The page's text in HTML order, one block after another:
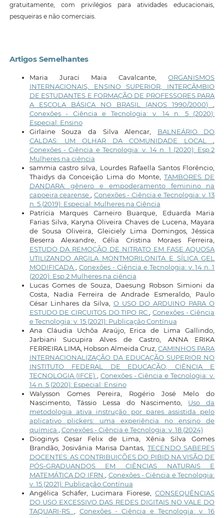
gratuitamente, com privilégios para atividades educacionais,
pesqueiras e não comerciais.
Artigos Semelhantes
Maria Juraci Maia Cavalcante,ORGANISMOS
INTERNACIONAIS, ENSINO SUPERIOR, INTERCÂMBIO
DE ESTUDANTES E FORMAÇÃO DE PROFESSORES PARA
A ESCOLA BÁSICA NO BRASIL (ANOS 1990/2000),
Conexões - Ciência e Tecnologia: v. 14 n. 5 (2020):
Especial: Ensino
Girlaine Souza da Silva Alencar, BALNEÁRIO DO
CALDAS: UM OLHAR DA COMUNIDADE LOCAL,
Conexões - Ciência e Tecnologia: v. 14 n. 1 (2020): Esp.2
Mulheres na ciência
sammia castro silva, Lourdes Rafaella Santos Florêncio,
Thaidys da Conceição Lima do Monte,TAMBORES DE
DANDARA: gênero e empoderamento feminino na
capoeira cearense, Conexões - Ciência e Tecnologia: v. 13
n. 5 (2019): Especial: Mulheres na Ciência
Patrícia Marques Carneiro Buarque, Eduarda Maria
Farias Silva, Karyna Oliveira Chaves de Lucena, Mayara
de Sousa Oliveira, Gleiciely Lima Domingos, Jéssica
Beserra Alexandre, Célia Cristina Moraes Ferreira,
ESTUDO DA REMOÇÃO DE NITRATO EM FASE AQUOSA
UTILIZANDO ARGILA MONTMORILONITA E SÍLICA GEL
MODIFICADA , Conexões - Ciência e Tecnologia: v. 14 n. 1
(2020): Esp.2 Mulheres na ciência
Lucas Gomes de Souza, Daesung Robson Simioni da
Costa, Nadia Ferreira de Andrade Esmeraldo, Paulo
César Linhares da Silva, O USO DO ARDUINO PARA O
ESTUDO DE CIRCUITOS DO TIPO RC,Conexões - Ciência
e Tecnologia: v. 15 (2021): Publicação Contínua
Ana Cláudia Uchôa Araújo, Erica de Lima Gallindo,
Jarbiani Sucupira Alves de Castro, ANNA ERIKA
FERREIRA LIMA, Hobson Almeida Cruz,CAMINHOS PARA
INTERNACIONALIZAÇÃO DA EDUCAÇÃO SUPERIOR NO
INSTITUTO FEDERAL DE EDUCAÇÃO, CIÊNCIA E
TECNOLOGIA (IFCE) , Conexões - Ciência e Tecnologia: v.
14 n. 5 (2020): Especial: Ensino
Walysson Gomes Pereira, Rogério José Melo do
Nascimento, Tássio Lessa do Nascimento, Uso da
metodologia ativa instrução por pares assistida pelo
aplicativo plickers: uma experiência no ensino de
química , Conexões - Ciência e Tecnologia: v. 18 (2024)
Dioginys Cesar Felix de Lima, Xênia Silva Gomes
Brandão, Josivânia Marisa Dantas, TECENDO SABERES
DOCENTES: AS CONTRIBUIÇÕES DO PIBID NA VISÃO DE
PÓS-GRADUANDOS EM CIÊNCIAS NATURAIS E
MATEMÁTICA DO IFRN, Conexões - Ciência e Tecnologia:
v. 15 (2021): Publicação Contínua
Angélica Schäfer, Lucimara Fiorese,CONSEQUÊNCIAS
DO USO EXCESSIVO DAS REDES DIGITAIS NO VALE DO
TAQUARI-RS , Conexões - Ciência e Tecnologia: v. 16